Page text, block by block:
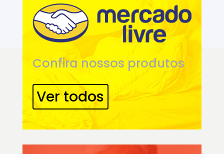
Confira nossos produtos
Ver todos